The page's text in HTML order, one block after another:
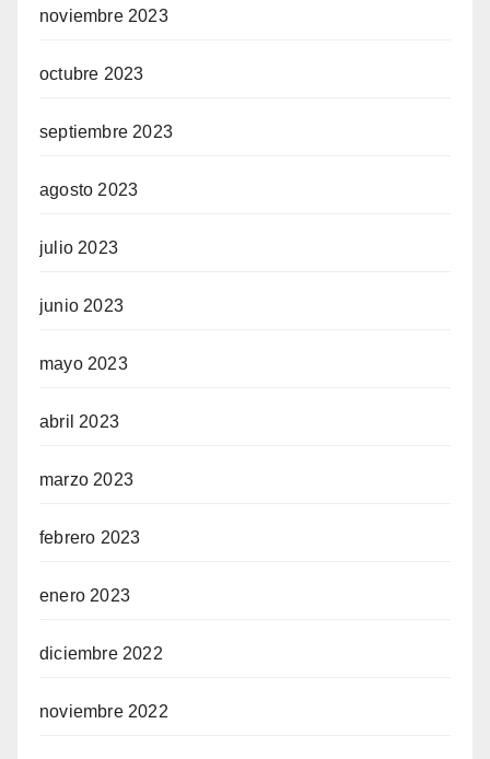
noviembre 2023
octubre 2023
septiembre 2023
agosto 2023
julio 2023
junio 2023
mayo 2023
abril 2023
marzo 2023
febrero 2023
enero 2023
diciembre 2022
noviembre 2022